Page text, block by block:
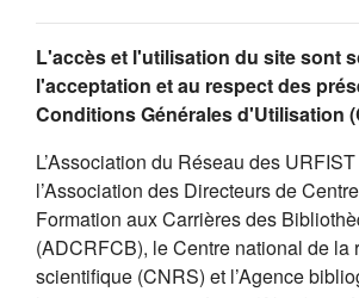
L'accès et l'utilisation du site sont
l'acceptation et au respect des
Conditions Générales d'Utilisation
L’Association du Réseau des
l’Association des Directeurs de
Formation aux Carrières des
(ADCRFCB), le Centre national de la
scientifique (CNRS) et l’Agence